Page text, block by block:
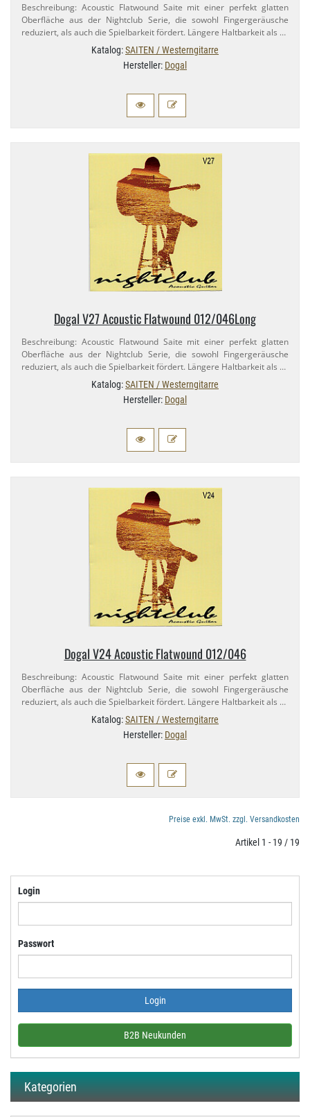
Beschreibung: Acoustic Flatwound Saite mit einer perfekt glatten
Oberfläche aus der Nightclub Serie, die sowohl Fingergeräusche
reduziert, als auch die Spielbarkeit fördert. Längere Haltbarkeit als …
Katalog:SAITEN / Westerngitarre
Hersteller: Dogal
Dogal V27 Acoustic Flatwound 012/​046Long
Beschreibung: Acoustic Flatwound Saite mit einer perfekt glatten
Oberfläche aus der Nightclub Serie, die sowohl Fingergeräusche
reduziert, als auch die Spielbarkeit fördert. Längere Haltbarkeit als …
Katalog:SAITEN / Westerngitarre
Hersteller: Dogal
Dogal V24 Acoustic Flatwound 012/​046
Beschreibung: Acoustic Flatwound Saite mit einer perfekt glatten
Oberfläche aus der Nightclub Serie, die sowohl Fingergeräusche
reduziert, als auch die Spielbarkeit fördert. Längere Haltbarkeit als …
Katalog:SAITEN / Westerngitarre
Hersteller: Dogal
Preise exkl. MwSt. zzgl. Versandkosten
Artikel 1 - 19 / 19
Login
Passwort
B2B Neukunden
Kategorien